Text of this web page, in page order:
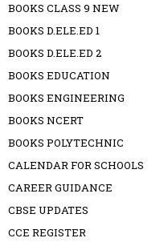
BOOKS CLASS 9 NEW
BOOKS D.ELE.ED 1
BOOKS D.ELE.ED 2
BOOKS EDUCATION
BOOKS ENGINEERING
BOOKS NCERT
BOOKS POLYTECHNIC
CALENDAR FOR SCHOOLS
CAREER GUIDANCE
CBSE UPDATES
CCE REGISTER